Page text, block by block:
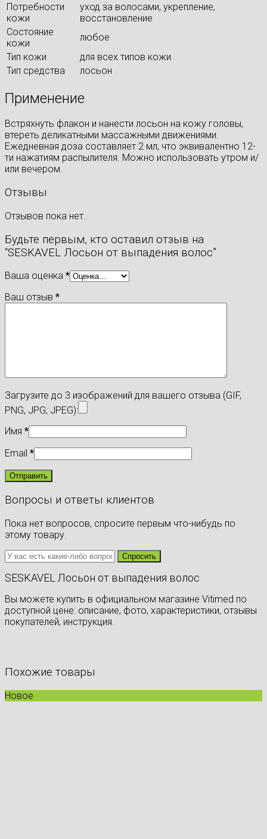
Потребности
кожи
уход за волосами, укрепление,
восстановление
Состояние
кожи
любое
Тип кожи
для всех типов кожи
Тип средства
лосьон
Применение
Встряхнуть флакон и нанести лосьон на кожу головы,
втереть деликатными массажными движениями.
Ежедневная доза составляет 2 мл, что эквивалентно 12-
ти нажатиям распылителя. Можно использовать утром и/
или вечером.
Отзывы
Отзывов пока нет.
Будьте первым, кто оставил отзыв на
“SESKAVEL Лосьон от выпадения волос”
Ваша оценка *
Ваш отзыв *
Загрузите до 3 изображений для вашего отзыва (GIF,
PNG, JPG, JPEG):
Имя *
Email *
Вопросы и ответы клиентов
Пока нет вопросов, спросите первым что-нибудь по
этому товару.
SESKAVEL Лосьон от выпадения волос
Вы можете купить в официальном магазине Vitimed по
доступной цене: описание, фото, характеристики, отзывы
покупателей, инструкция.
Похожие товары
Новое